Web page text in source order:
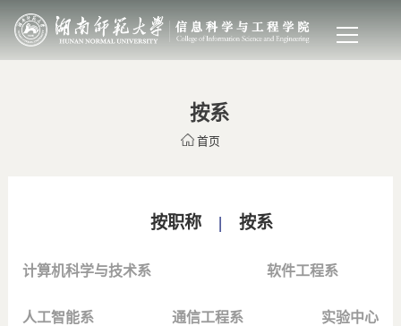
按系
首页
按职称| 按系
计算机科学与技术系 软件工程系
人工智能系 通信工程系 实验中心